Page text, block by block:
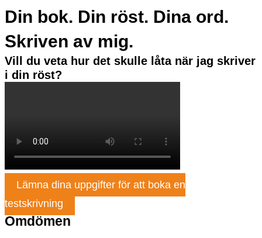
Din bok. Din röst. Dina ord.
Skriven av mig.
Vill du veta hur det skulle låta när jag skriver
i din röst?
Lämna dina uppgifter för att boka en
testskrivning
Omdömen